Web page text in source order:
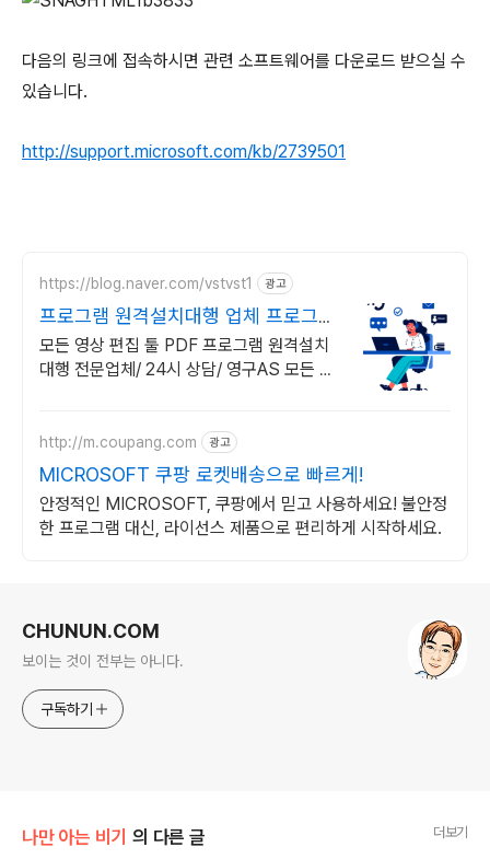
다음의 링크에 접속하시면 관련 소프트웨어를 다운로드 받으실 수
있습니다.
http://support.microsoft.com/kb/2739501
https://blog.naver.com/vstvst1 광고
프로그램 원격설치대행 업체 프로그램
원격설치대행 전문
모든 영상 편집 툴 PDF 프로그램 원격설치
대행 전문업체/ 24시 상담/ 영구AS 모든 영
http://m.coupang.com 광고
MICROSOFT 쿠팡 로켓배송으로 빠르게!
안정적인 MICROSOFT, 쿠팡에서 믿고 사용하세요! 불안정
한 프로그램 대신, 라이선스 제품으로 편리하게 시작하세요.
CHUNUN.COM
보이는 것이 전부는 아니다.
구독하기
나만 아는 비기 의 다른 글 더보기